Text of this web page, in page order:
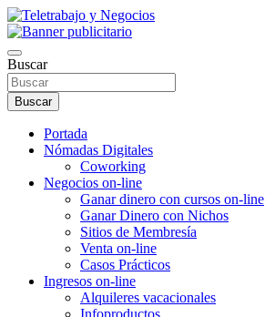
Teletrabajo y Negocios
Buscar
Buscar
Portada
Nómadas Digitales
Coworking
Negocios on-line
Ganar dinero con cursos on-line
Ganar Dinero con Nichos
Sitios de Membresía
Venta on-line
Casos Prácticos
Ingresos on-line
Alquileres vacacionales
Infoproductos